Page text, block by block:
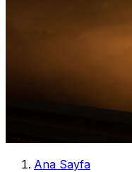
Ana Sayfa